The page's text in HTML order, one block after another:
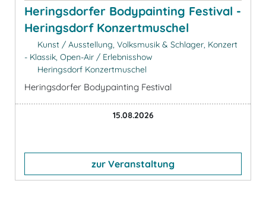
Heringsdorfer Bodypainting Festival -
Heringsdorf Konzertmuschel
Kunst / Ausstellung, Volksmusik & Schlager, Konzert
- Klassik, Open-Air / Erlebnisshow
Heringsdorf Konzertmuschel
Heringsdorfer Bodypainting Festival
15.08.2026
zur Veranstaltung